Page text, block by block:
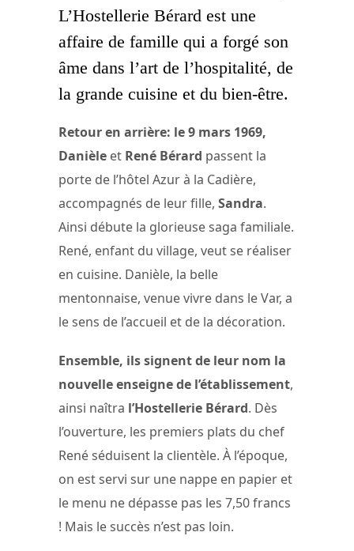
L’Hostellerie Bérard est une
affaire de famille qui a forgé son
âme dans l’art de l’hospitalité, de
la grande cuisine et du bien-être.
Retour en arrière: le 9 mars 1969,
Danièle et René Bérard passent la
porte de l’hôtel Azur à la Cadière,
accompagnés de leur fille, Sandra.
Ainsi débute la glorieuse saga familiale.
René, enfant du village, veut se réaliser
en cuisine. Danièle, la belle
mentonnaise, venue vivre dans le Var, a
le sens de l’accueil et de la décoration.
Ensemble, ils signent de leur nom la
nouvelle enseigne de l’établissement,
ainsi naîtra l’Hostellerie Bérard. Dès
l’ouverture, les premiers plats du chef
René séduisent la clientèle. À l’époque,
on est servi sur une nappe en papier et
le menu ne dépasse pas les 7,50 francs
! Mais le succès n’est pas loin.